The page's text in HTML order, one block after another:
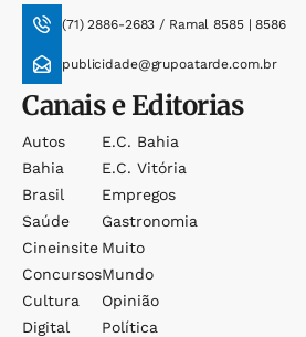
(71) 2886-2683 / Ramal 8585 | 8586
publicidade@grupoatarde.com.br
Canais e Editorias
Autos
Bahia
Brasil
Saúde
Cineinsite
Concursos
Cultura
Digital
E.c. Bahia
E.c. Vitória
Empregos
Gastronomia
Muito
Mundo
Opinião
Política